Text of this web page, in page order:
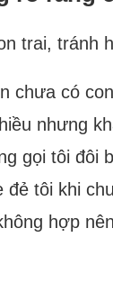
trai, tránh
chưa có
nhưng
gọi tôi đôi
tôi khi
hợp